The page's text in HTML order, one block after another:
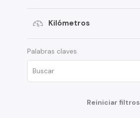
Tiida
Note
ALTIMA
D22
Kilómetros
Palabras claves
Reiniciar filtros